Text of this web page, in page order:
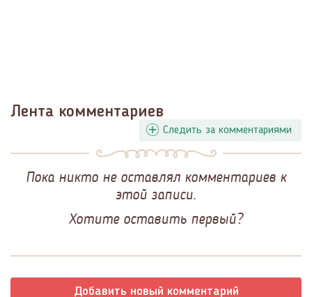
Лента комментариев
Следить за комментариями
Пока никто не оставлял комментариев к
этой записи.
Хотите оставить первый?
Добавить новый комментарий